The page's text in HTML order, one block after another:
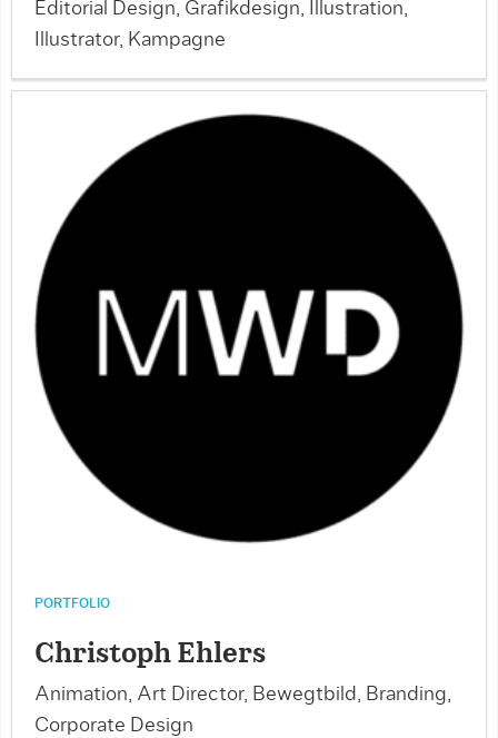
Editorial Design, Grafikdesign, Illustration,
Illustrator, Kampagne
PORTFOLIO
Christoph Ehlers
Animation, Art Director, Bewegtbild, Branding,
Corporate Design